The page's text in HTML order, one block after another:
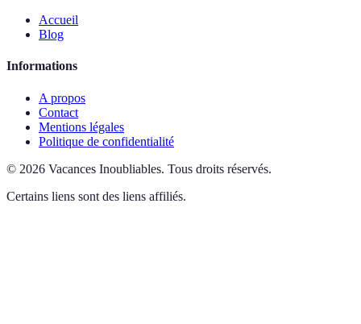
Accueil
Blog
Informations
A propos
Contact
Mentions légales
Politique de confidentialité
© 2026 Vacances Inoubliables. Tous droits réservés.
Certains liens sont des liens affiliés.